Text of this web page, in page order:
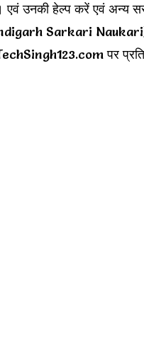
उनकी हेल्प करें एवं अन्य
Sarkari
पर